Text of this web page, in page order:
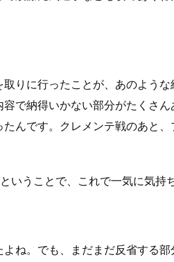
りに行ったことが、あのよう
で納得いかない部分がたくさ
んです。クレメンテ戦のあと
うことで、これで一気に気持
ね。でも、まだまだ反省する